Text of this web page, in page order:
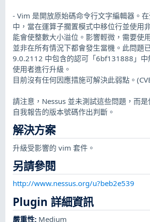
- Vim 是開放原始碼命令行文字編輯器。
中，當在運算子擱置模式中移位行並使用
能會使整數大小溢位。影響輕微，需要使
並非在所有情況下都會發生當機。此問題
9.0.2112 中包含的認可「6bf131888」中
使用者進行升級。
目前沒有任何因應措施可解決此弱點。
請注意，Nessus 並未測試這些問題，而
自我報告的版本號碼作出判斷。
解決方案
升級受影響的 vim 套件。
另請參閱
http://www.nessus.org/u?beb2e539
Plugin 詳細資訊
嚴重性: Medium